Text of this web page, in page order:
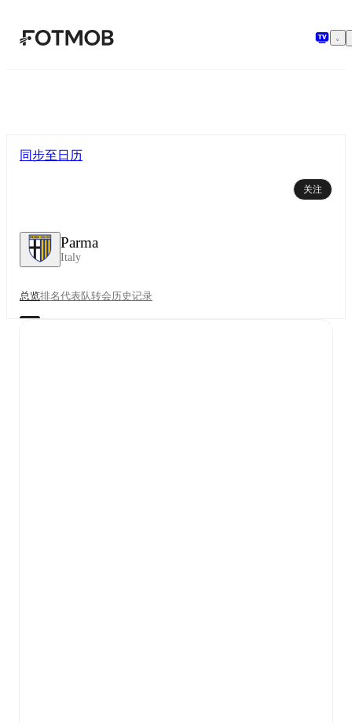
跳转到主要内容
Parma
Italy
同步至日历
关注
总览排名代表队转会历史记录